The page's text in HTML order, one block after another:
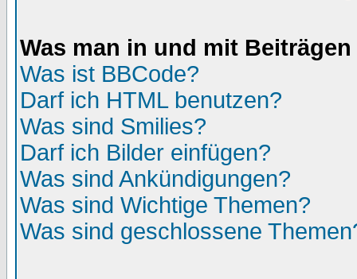
Was man in und mit
Was ist BBCode?
Darf ich HTML benutzen?
Was sind Smilies?
Darf ich Bilder einfügen?
Was sind Ankündigungen?
Was sind Wichtige Themen?
Was sind geschlossene